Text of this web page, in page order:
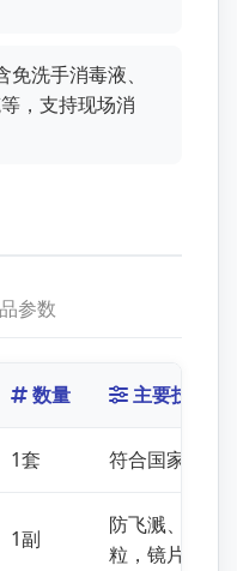
洗手消毒液、
，支持现场消
参数
数量 主要技术指
1套 符合国家技术
1副
防飞溅、灰尘
粒，镜片防雾